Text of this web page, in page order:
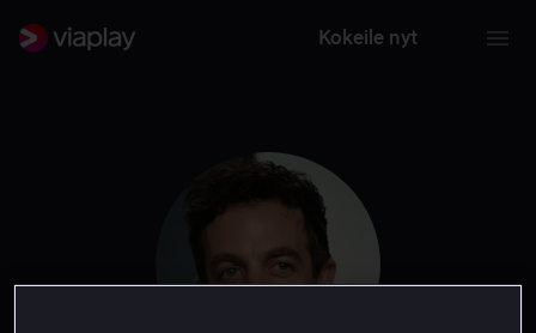
Kokeile nyt